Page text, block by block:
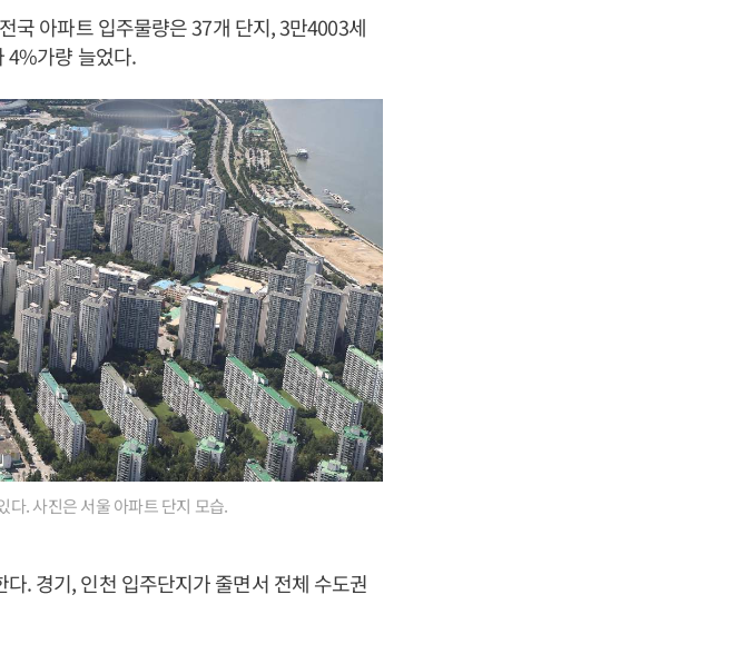
국 아파트 입주물량은 37개 단지, 3만4003세
4%가량 늘었다.
. 사진은 서울 아파트 단지 모습.
. 경기, 인천 입주단지가 줄면서 전체 수도권